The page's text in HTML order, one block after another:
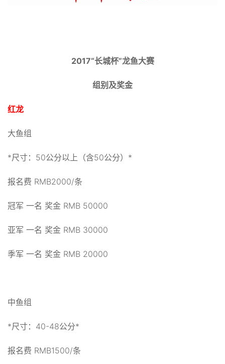
2017“长城杯”龙鱼大赛
组别及奖金
红龙
大鱼组
*尺寸：50公分以上（含50公分）*
报名费 RMB2000/条
冠军 一名 奖金 RMB 50000
亚军 一名 奖金 RMB 30000
季军 一名 奖金 RMB 20000
中鱼组
*尺寸：40-48公分*
报名费 RMB1500/条